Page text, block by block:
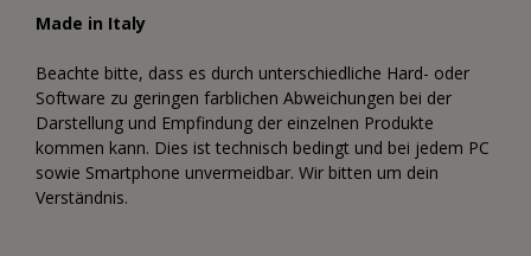
Made in Italy
Beachte bitte, dass es durch unterschiedliche Hard- oder
Software zu geringen farblichen Abweichungen bei der
Darstellung und Empfindung der einzelnen Produkte
kommen kann. Dies ist technisch bedingt und bei jedem PC
sowie Smartphone unvermeidbar. Wir bitten um dein
Verständnis.